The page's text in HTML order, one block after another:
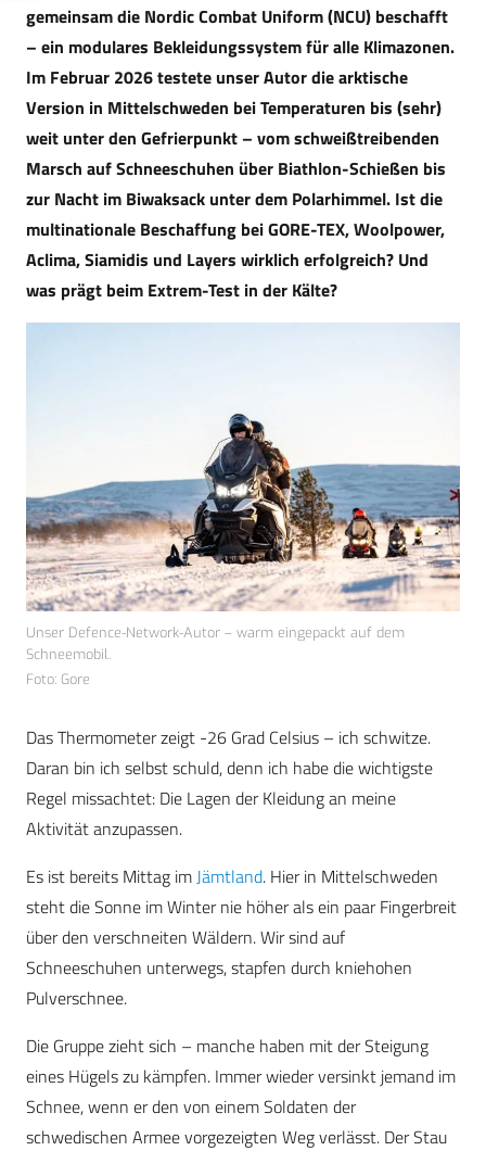
gemeinsam die Nordic Combat Uniform (NCU) beschafft
– ein modulares Bekleidungssystem für alle Klimazonen.
Im Februar 2026 testete unser Autor die arktische
Version in Mittelschweden bei Temperaturen bis (sehr)
weit unter den Gefrierpunkt – vom schweißtreibenden
Marsch auf Schneeschuhen über Biathlon-Schießen bis
zur Nacht im Biwaksack unter dem Polarhimmel. Ist die
multinationale Beschaffung bei GORE-TEX, Woolpower,
Aclima, Siamidis und Layers wirklich erfolgreich? Und
was prägt beim Extrem-Test in der Kälte?
Unser Defence-Network-Autor – warm eingepackt auf dem
Schneemobil.
Foto: Gore
Das Thermometer zeigt -26 Grad Celsius – ich schwitze.
Daran bin ich selbst schuld, denn ich habe die wichtigste
Regel missachtet: Die Lagen der Kleidung an meine
Aktivität anzupassen.
Es ist bereits Mittag imJämtland. Hier in Mittelschweden
steht die Sonne im Winter nie höher als ein paar Fingerbreit
über den verschneiten Wäldern. Wir sind auf
Schneeschuhen unterwegs, stapfen durch kniehohen
Pulverschnee.
Die Gruppe zieht sich – manche haben mit der Steigung
eines Hügels zu kämpfen. Immer wieder versinkt jemand im
Schnee, wenn er den von einem Soldaten der
schwedischen Armee vorgezeigten Weg verlässt. Der Stau